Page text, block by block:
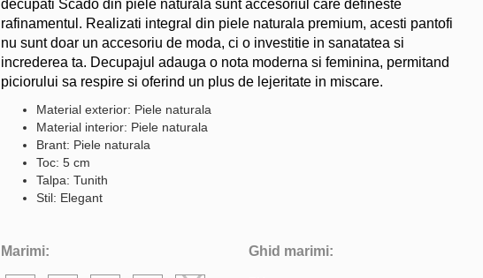
decupati Scado din piele naturala sunt accesoriul care defineste
rafinamentul. Realizati integral din piele naturala premium, acesti pantofi
nu sunt doar un accesoriu de moda, ci o investitie in sanatatea si
increderea ta. Decupajul adauga o nota moderna si feminina, permitand
piciorului sa respire si oferind un plus de lejeritate in miscare.
Material exterior: Piele naturala
Material interior: Piele naturala
Brant: Piele naturala
Toc: 5 cm
Talpa: Tunith
Stil: Elegant
Marimi: Ghid marimi: